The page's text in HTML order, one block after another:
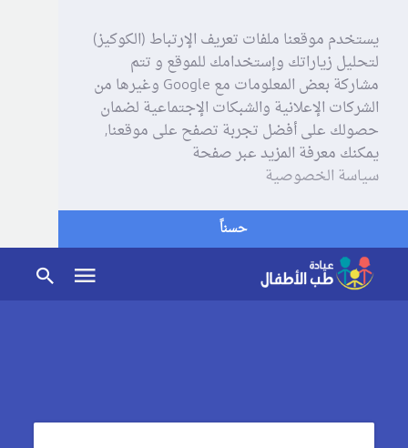
يستخدم موقعنا ملفات تعريف الإرتباط (الكوكيز)
لتحليل زياراتك وإستخدامك للموقع و تتم
مشاركة بعض المعلومات مع Google وغيرها من
الشركات الإعلانية والشبكات الإجتماعية لضمان
حصولك على أفضل تجربة تصفح على موقعنا,
يمكنك معرفة المزيد عبر صفحة
سياسة الخصوصية
حسناً